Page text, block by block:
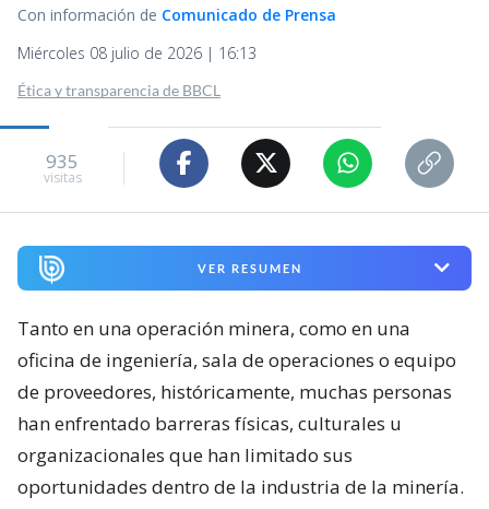
Con información de Comunicado de Prensa
Miércoles 08 julio de 2026 | 16:13
Ética y transparencia de BBCL
935
visitas
VER RESUMEN
Tanto en una operación minera, como en una
oficina de ingeniería, sala de operaciones o equipo
de proveedores, históricamente, muchas personas
han enfrentado barreras físicas, culturales u
organizacionales que han limitado sus
oportunidades dentro de la industria de la minería.